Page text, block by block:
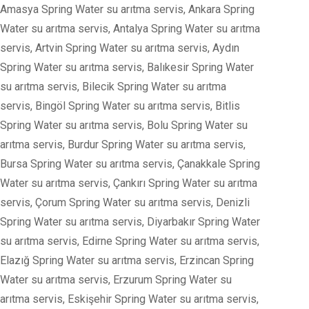
Amasya Spring Water su arıtma servis, Ankara Spring
Water su arıtma servis, Antalya Spring Water su arıtma
servis, Artvin Spring Water su arıtma servis, Aydın
Spring Water su arıtma servis, Balıkesir Spring Water
su arıtma servis, Bilecik Spring Water su arıtma
servis, Bingöl Spring Water su arıtma servis, Bitlis
Spring Water su arıtma servis, Bolu Spring Water su
arıtma servis, Burdur Spring Water su arıtma servis,
Bursa Spring Water su arıtma servis, Çanakkale Spring
Water su arıtma servis, Çankırı Spring Water su arıtma
servis, Çorum Spring Water su arıtma servis, Denizli
Spring Water su arıtma servis, Diyarbakır Spring Water
su arıtma servis, Edirne Spring Water su arıtma servis,
Elazığ Spring Water su arıtma servis, Erzincan Spring
Water su arıtma servis, Erzurum Spring Water su
arıtma servis, Eskişehir Spring Water su arıtma servis,